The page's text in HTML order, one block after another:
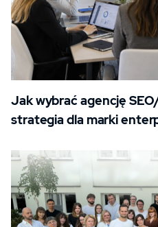
Jak wybrać agencję
strategia dla marki